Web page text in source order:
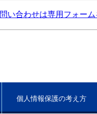
い合わせは専用フォーム
個人情報保護の考え方